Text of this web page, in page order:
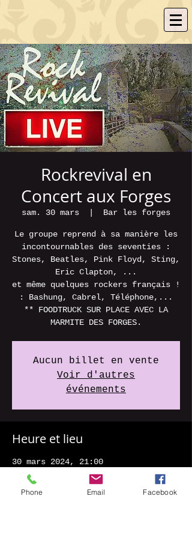
Rockrevival en
Concert aux Forges
sam. 30 mars Bar les forges
Le groupe reprend à sa manière les
incontournables des seventies :
Stones, Beatles, Pink Floyd, Sting,
Eric Clapton, ...
et même quelques rockers français !
: Bashung, Cabrel, Téléphone,...
** FOODTRUCK SUR PLACE AVEC LA
MARMITE DES FORGES.
Aucun billet en vente
Voir d'autres
événements
Heure et lieu
30 mars 2024, 21:00
Bar les forges, 1 LES FORGES, 16700
Taizé-Aizie, France
Phone Email Facebook